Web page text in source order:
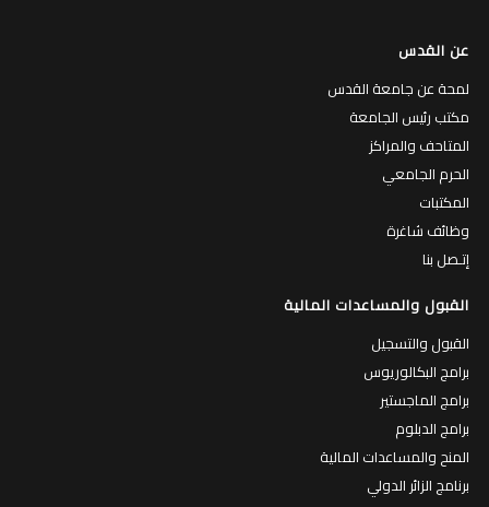
عن القدس
لمحة عن جامعة القدس
مكتب رئيس الجامعة
المتاحف والمراكز
الحرم الجامعي
المكتبات
وظائف شاغرة
إتـصل بنا
القبول والمساعدات المالية
القبول والتسجيل
برامج البكالوريوس
برامج الماجستير
برامج الدبلوم
المنح والمساعدات المالية
برنامج الزائر الدولي